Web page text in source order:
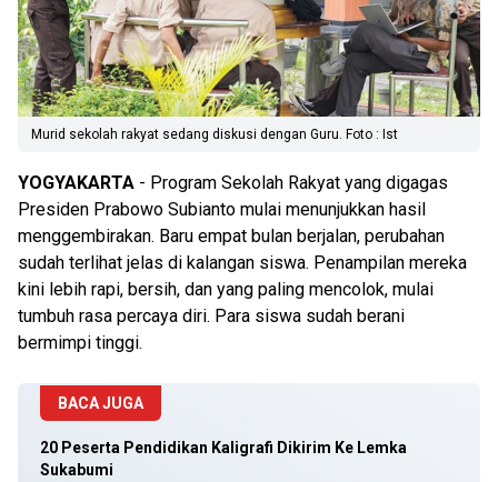
Murid sekolah rakyat sedang diskusi dengan Guru. Foto : Ist
YOGYAKARTA - Program Sekolah Rakyat yang digagas
Presiden Prabowo Subianto mulai menunjukkan hasil
menggembirakan. Baru empat bulan berjalan, perubahan
sudah terlihat jelas di kalangan siswa. Penampilan mereka
kini lebih rapi, bersih, dan yang paling mencolok, mulai
tumbuh rasa percaya diri. Para siswa sudah berani
bermimpi tinggi.
BACA JUGA
20 Peserta Pendidikan Kaligrafi Dikirim Ke Lemka
Sukabumi